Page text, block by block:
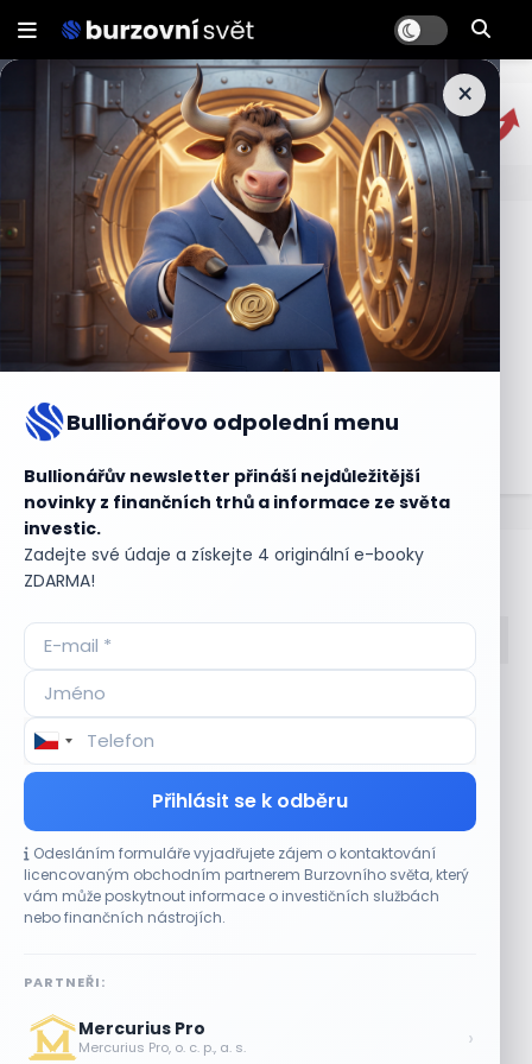
×
Bullionářovo odpolední menu
Bullionářův newsletter přináší nejdůležitější
novinky z finančních trhů a informace ze světa
investic.
Zadejte své údaje a získejte 4 originální e-booky
ZDARMA!
Přihlásit se k odběru
Odesláním formuláře vyjadřujete zájem o kontaktování
licencovaným obchodním partnerem Burzovního světa, který
vám může poskytnout informace o investičních službách
nebo finančních nástrojích.
PARTNEŘI:
Mercurius Pro
Mercurius Pro, o. c. p., a. s. ›
Průměrování
Průměrování je investiční strategie, která spočívá v
postupném nákupu nebo prodeji aktiv v pravidelných
intervalech nebo při určitých cenových hladinách. Cílem
je snížit vliv kolísání cen na výslednou průměrnou cenu
investice. Průměrování je často využíváno pro
dlouhodobé investice s cílem dosáhnout stabilnějšího a
Bullionářův slovníček
Accumulate
ADR (Americké
depozitní certifikáty)
Advokátní úschova
Akcie kmenová
Akcie na doručitele
Akcie prioritní
Akciové riziko (Risk On
Akontace
Akvizice
Alikvotní úrokový výnos
Komunální dluhopisy
Konvertibilní obligace
Korporátní dluhopisy
Kotace
Kotovaná měna
Krátká pozice
Krátká pozice (short